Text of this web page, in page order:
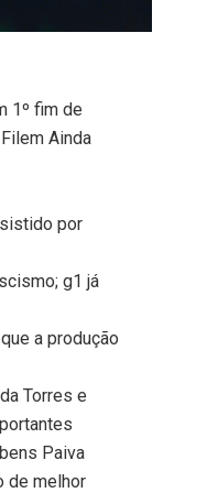
1º fim de
Ainda
por
g1 já
a produção
Torres e
Paiva
de melhor